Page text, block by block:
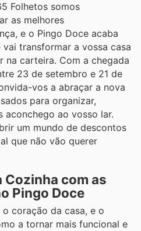
Folhetos somos
as melhores
e o Pingo Doce acaba
transformar a vossa casa
na carteira. Com a chegada
23 de setembro e 21 de
vos a abraçar a nova
para organizar,
aconchego ao vosso lar.
um mundo de descontos
que não vão querer
Cozinha com as
Pingo Doce
coração da casa, e o
a tornar mais funcional e